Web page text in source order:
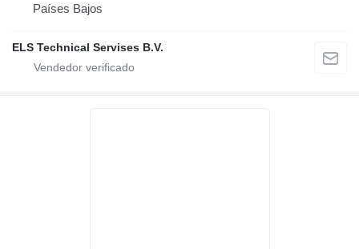
Países Bajos
ELS Technical Servises B.V.